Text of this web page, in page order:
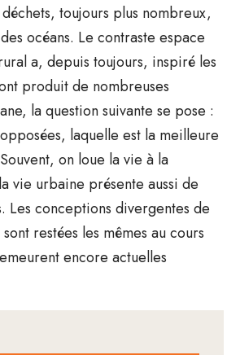
toujours plus nombreux,
océans. Le contraste espace
a, depuis toujours, inspiré les
produit de nombreuses
la question suivante se pose :
laquelle est la meilleure
on loue la vie à la
vie urbaine présente aussi de
Les conceptions divergentes de
restées les mêmes au cours
encore actuelles